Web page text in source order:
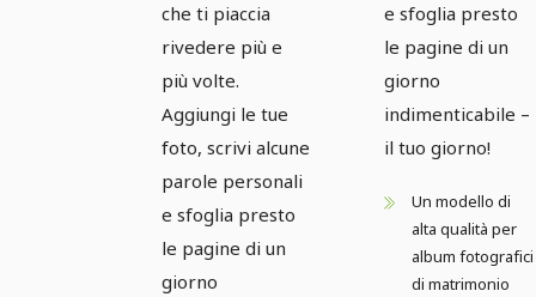
che ti piaccia
rivedere più e
più volte.
Aggiungi le tue
foto, scrivi alcune
parole personali
e sfoglia presto
le pagine di un
giorno
e sfoglia presto
le pagine di un
giorno
indimenticabile –
il tuo giorno!
Un modello di
alta qualità per
album fotografici
di matrimonio